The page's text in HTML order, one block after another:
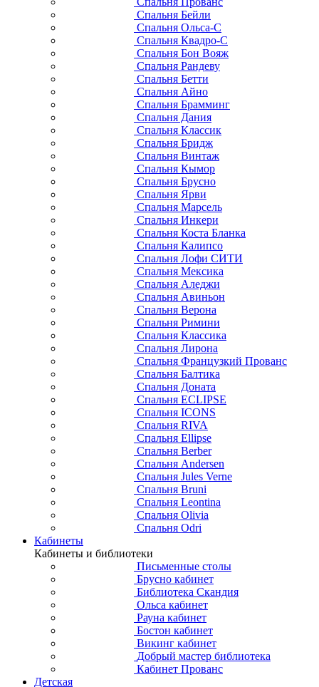
Спальня Бейли
Спальня Ольса-С
Спальня Квадро-С
Спальня Бон Вояж
Спальня Рандеву
Спальня Бетти
Спальня Айно
Спальня Брамминг
Спальня Дания
Спальня Классик
Спальня Бридж
Спальня Винтаж
Спальня Кымор
Спальня Брусно
Спальня Ярви
Спальня Марсель
Спальня Инкери
Спальня Коста Бланка
Спальня Калипсо
Спальня Лофи СИТИ
Спальня Мексика
Спальня Аледжи
Спальня Авиньон
Спальня Верона
Спальня Римини
Спальня Классика
Спальня Лирона
Спальня Французкий Прованс
Спальня Балтика
Спальня Доната
Спальня ECLIPSE
Спальня ICONS
Спальня RIVA
Спальня Ellipse
Спальня Berber
Спальня Andersen
Спальня Jules Verne
Спальня Bruni
Спальня Leontina
Спальня Olivia
Спальня Odri
Кабинеты
Кабинеты и библиотеки
Письменные столы
Брусно кабинет
Библиотека Скандия
Ольса кабинет
Рауна кабинет
Бостон кабинет
Викинг кабинет
Добрый мастер библиотека
Кабинет Прованс
Детская